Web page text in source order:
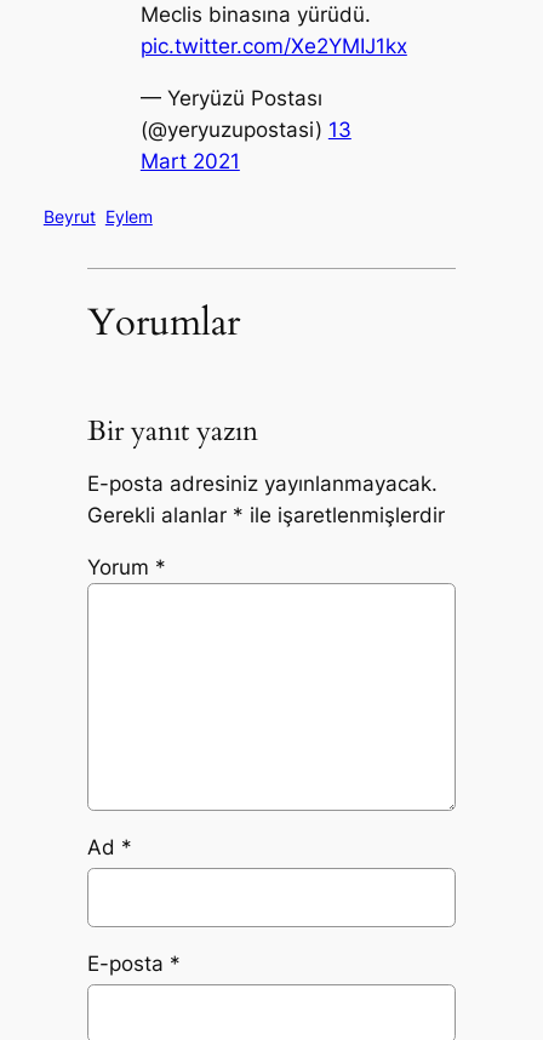
Meclis binasına yürüdü.
pic.twitter.com/Xe2YMIJ1kx
— Yeryüzü Postası
(@yeryuzupostasi) 13
Mart 2021
Beyrut Eylem
Yorumlar
Bir yanıt yazın
E-posta adresiniz yayınlanmayacak.
Gerekli alanlar * ile işaretlenmişlerdir
Yorum *
Ad *
E-posta *